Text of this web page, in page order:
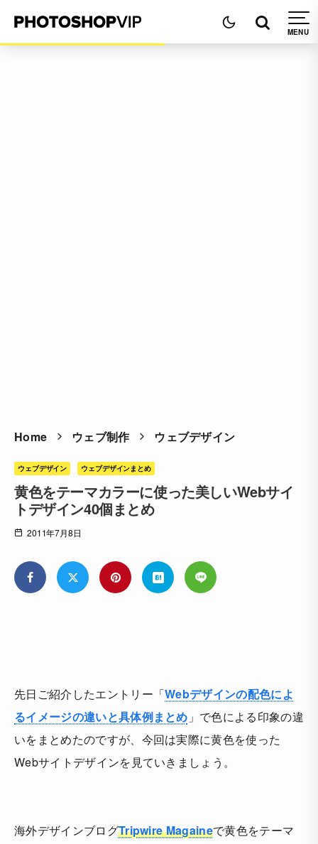
Home ウェブ制作 ウェブデザイン
ウェブデザイン ウェブデザインまとめ
黄色をテーマカラーに使った美しいWebサイ
トデザイン40個まとめ
2011年7月8日
先日ご紹介したエントリー「Webデザインの配色によ
るイメージの違いと具体例まとめ 」で色による印象の違
いをまとめたのですが、今回は実際に黄色を使った
Webサイトデザインを見ていきましょう。
海外デザインブログTripwire Magaineで黄色をテーマ